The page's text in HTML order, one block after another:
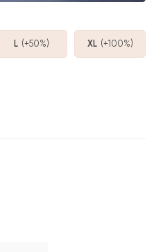
L (+50%) XL (+100%)